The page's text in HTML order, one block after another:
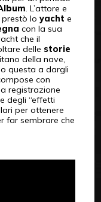
. L’attore e
lo yacht e
con la sua
che il
delle storie
della nave,
questa a dargli
con
registrazione
degli “effetti
per ottenere
far sembrare che